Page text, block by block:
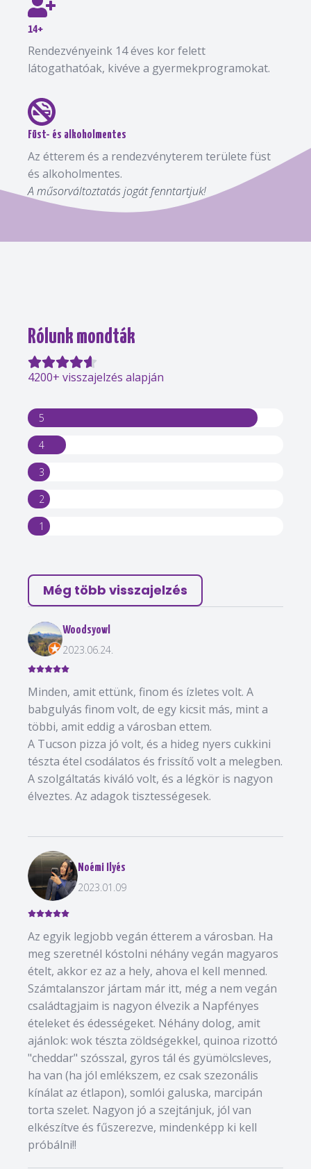
14+
Rendezvényeink 14 éves kor felett
látogathatóak, kivéve a gyermekprogramokat.
Füst- és alkoholmentes
Az étterem és a rendezvényterem területe füst
és alkoholmentes.
A műsorváltoztatás jogát fenntartjuk!
Rólunk mondták
4200+ visszajelzés alapján
5
4
3
2
1
Még több visszajelzés
Woodsyowl
2023.06.24.
Minden, amit ettünk, finom és ízletes volt. A
babgulyás finom volt, de egy kicsit más, mint a
többi, amit eddig a városban ettem.
A Tucson pizza jó volt, és a hideg nyers cukkini
tészta étel csodálatos és frissítő volt a melegben.
A szolgáltatás kiváló volt, és a légkör is nagyon
élveztes. Az adagok tisztességesek.
Noémi Ilyés
2023.01.09
Az egyik legjobb vegán étterem a városban. Ha
meg szeretnél kóstolni néhány vegán magyaros
ételt, akkor ez az a hely, ahova el kell menned.
Számtalanszor jártam már itt, még a nem vegán
családtagjaim is nagyon élvezik a Napfényes
ételeket és édességeket. Néhány dolog, amit
ajánlok: wok tészta zöldségekkel, quinoa rizottó
"cheddar" szósszal, gyros tál és gyümölcsleves,
ha van (ha jól emlékszem, ez csak szezonális
kínálat az étlapon), somlói galuska, marcipán
torta szelet. Nagyon jó a szejtánjuk, jól van
elkészítve és fűszerezve, mindenképp ki kell
próbálni!!